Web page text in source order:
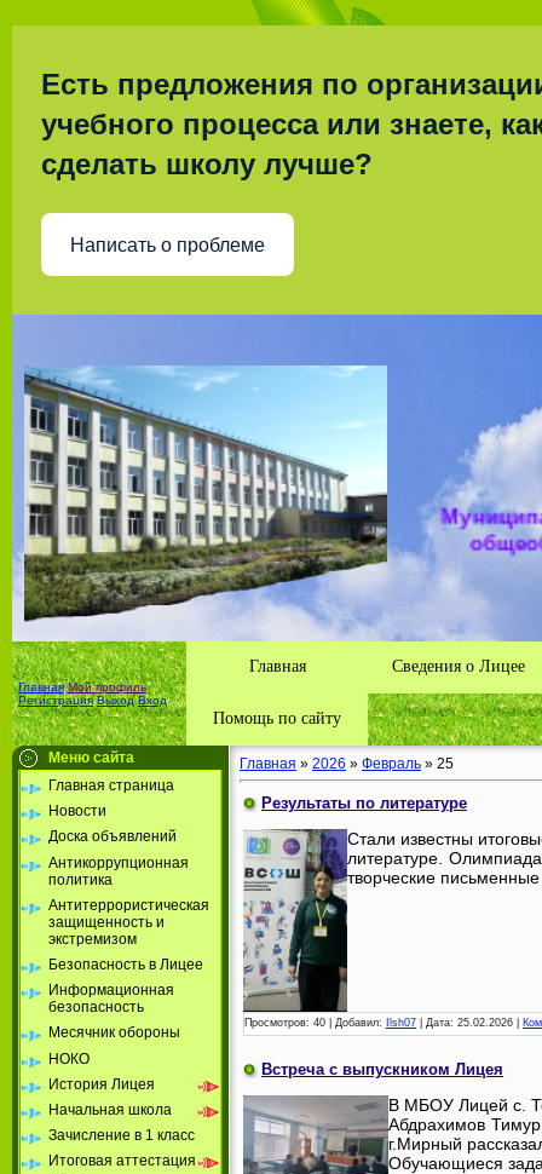
Есть предложения по
учебного процесса или знаете,
сделать школу лучше?
Написать о проблеме
района
Главная Мой профиль
Регистрация Выход Вход
Главная Сведения о Лицее
Помощь по сайту
Меню сайта
Главная страница
Новости
Доска объявлений
Антикоррупционная
политика
Антитеррористическая
защищенность и
экстремизом
Безопасность в Лицее
Информационная
безопасность
Месячник обороны
НОКО
История Лицея
Начальная школа
Зачисление в 1 класс
Итоговая аттестация
Главная » 2026 » Февраль » 25
Результаты по литературе
Стали известны
литературе.
творческие
Просмотров: 40 Добавил: Ilsh07 Дата: 25.02.2026
Встреча с выпускником Лицея
В МБОУ Лицей с.
Абдрахимов
г.Мирный
Обучающиеся